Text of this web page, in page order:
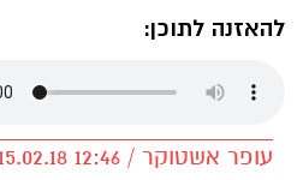
להאזנה לתוכן:
עופר אשטוקר / 12:46 15.02.18